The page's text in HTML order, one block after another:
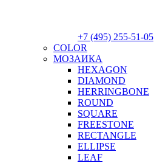
+7 (495) 255-51-05
COLOR
МОЗАИКА
HEXAGON
DIAMOND
HERRINGBONE
ROUND
SQUARE
FREESTONE
RECTANGLE
ELLIPSE
LEAF